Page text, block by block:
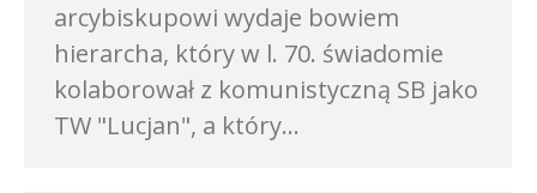
arcybiskupowi wydaje bowiem
hierarcha, który w l. 70. świadomie
kolaborował z komunistyczną SB jako
TW "Lucjan", a który…